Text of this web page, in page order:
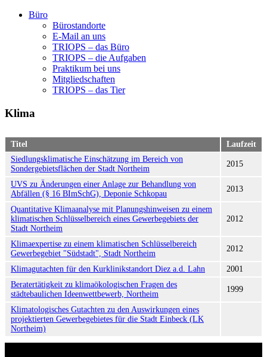
Büro
Bürostandorte
E-Mail an uns
TRIOPS – das Büro
TRIOPS – die Aufgaben
Praktikum bei uns
Mitgliedschaften
TRIOPS – das Tier
Klima
Titel
Laufzeit
Siedlungsklimatische Einschätzung im Bereich von
Sondergebietsflächen der Stadt Northeim
2015
UVS zu Änderungen einer Anlage zur Behandlung von
Abfällen (§ 16 BImSchG), Deponie Schkopau
2013
Quantitative Klimaanalyse mit Planungshinweisen zu einem
klimatischen Schlüsselbereich eines Gewerbegebiets der
Stadt Northeim
2012
Klimaexpertise zu einem klimatischen Schlüsselbereich
Gewerbegebiet "Südstadt", Stadt Northeim
2012
Klimagutachten für den Kurklinikstandort Diez a.d. Lahn
2001
Beratertätigkeit zu klimaökologischen Fragen des
städtebaulichen Ideenwettbewerb, Northeim
1999
Klimatologisches Gutachten zu den Auswirkungen eines
projektierten Gewerbegebietes für die Stadt Einbeck (LK
Northeim)